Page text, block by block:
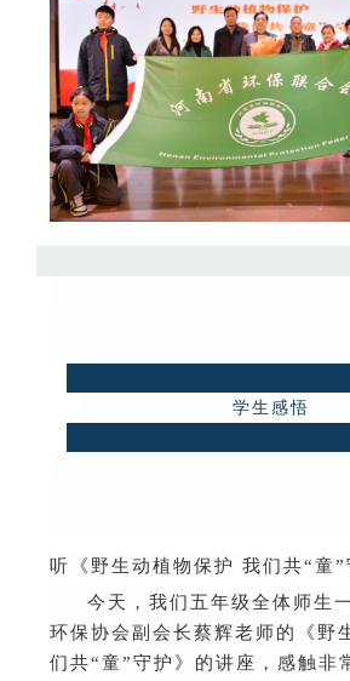
学生感悟
听《野生动植物保护 我们共“童”
今天，我们五年级全体师生
环保协会副会长蔡辉老师的《野
们共“童”守护》的讲座，感触非